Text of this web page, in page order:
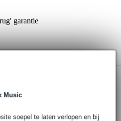
Music
soepel te laten verlopen en bij
garantie